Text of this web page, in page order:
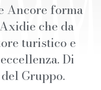
Ancore forma
che da
turistico e
Di
Gruppo.